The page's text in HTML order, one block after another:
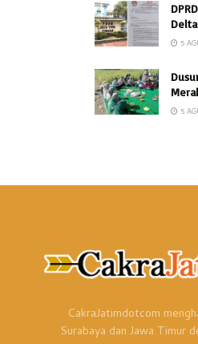
5
5
CakraJatimdotcom
Surabaya dan Jawa Timur